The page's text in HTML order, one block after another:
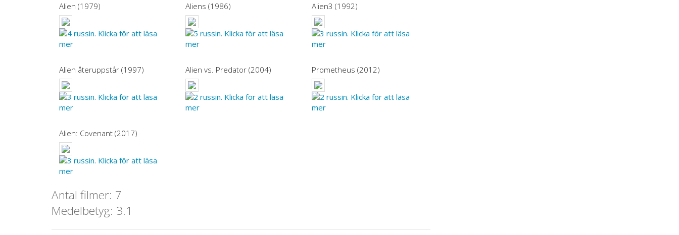
Alien (1979) Aliens (1986) Alien3 (1992)
Alien återuppstår (1997) Alien vs. Predator (2004) Prometheus (2012)
Alien: Covenant (2017)
Antal filmer: 7
Medelbetyg: 3.1